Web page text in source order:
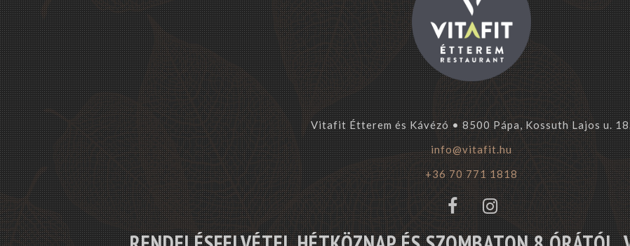
Vitafit Étterem és Kávézó • 8500 Pápa, Kossuth Lajos u.
info@vitafit.hu
+36 70 771 1818